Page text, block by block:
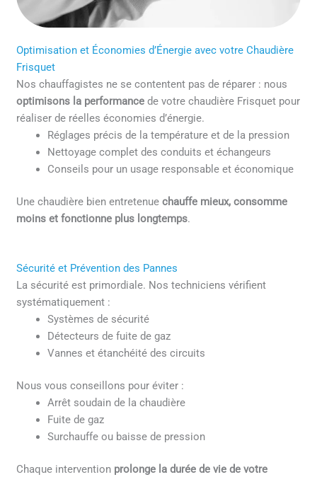
Optimisation et Économies d’Énergie avec votre Chaudière
Frisquet
Nos chauffagistes ne se contentent pas de réparer : nous
optimisons la performance de votre chaudière Frisquet pour
réaliser de réelles économies d’énergie.
Réglages précis de la température et de la pression
Nettoyage complet des conduits et échangeurs
Conseils pour un usage responsable et économique
Une chaudière bien entretenuechauffe mieux, consomme
moins et fonctionne plus longtemps.
Sécurité et Prévention des Pannes
La sécurité est primordiale. Nos techniciens vérifient
systématiquement :
Systèmes de sécurité
Détecteurs de fuite de gaz
Vannes et étanchéité des circuits
Nous vous conseillons pour éviter :
Arrêt soudain de la chaudière
Fuite de gaz
Surchauffe ou baisse de pression
Chaque intervention prolonge la durée de vie de votre